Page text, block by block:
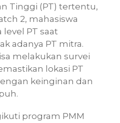
Tinggi (PT) tertentu,
2, mahasiswa
PT saat
adanya PT mitra.
melakukan survei
lokasi PT
keinginan dan
program PMM